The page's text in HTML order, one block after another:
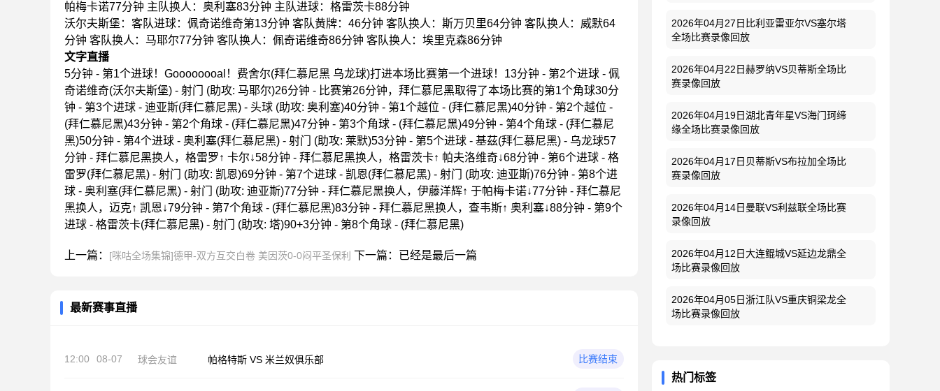
帕梅卡诺77分钟 主队换人：奥利塞83分钟 主队进球：格雷茨卡88分钟
沃尔夫斯堡：客队进球：佩奇诺维奇第13分钟 客队黄牌：46分钟 客队换人：斯万贝里64分钟 客队换人：威默64
分钟 客队换人：马耶尔77分钟 客队换人：佩奇诺维奇86分钟 客队换人：埃里克森86分钟
文字直播
5分钟 - 第1个进球！Goooooooal！费舍尔(拜仁慕尼黑 乌龙球)打进本场比赛第一个进球！13分钟 - 第2个进球 - 佩
奇诺维奇(沃尔夫斯堡) - 射门 (助攻: 马耶尔)26分钟 - 比赛第26分钟，拜仁慕尼黑取得了本场比赛的第1个角球30分
钟 - 第3个进球 - 迪亚斯(拜仁慕尼黑) - 头球 (助攻: 奥利塞)40分钟 - 第1个越位 - (拜仁慕尼黑)40分钟 - 第2个越位 -
(拜仁慕尼黑)43分钟 - 第2个角球 - (拜仁慕尼黑)47分钟 - 第3个角球 - (拜仁慕尼黑)49分钟 - 第4个角球 - (拜仁慕尼
黑)50分钟 - 第4个进球 - 奥利塞(拜仁慕尼黑) - 射门 (助攻: 莱默)53分钟 - 第5个进球 - 基茲(拜仁慕尼黑) - 乌龙球57
分钟 - 拜仁慕尼黑换人，格雷罗↑ 卡尔↓58分钟 - 拜仁慕尼黑换人，格雷茨卡↑ 帕夫洛维奇↓68分钟 - 第6个进球 - 格
雷罗(拜仁慕尼黑) - 射门 (助攻: 凯恩)69分钟 - 第7个进球 - 凯恩(拜仁慕尼黑) - 射门 (助攻: 迪亚斯)76分钟 - 第8个进
球 - 奥利塞(拜仁慕尼黑) - 射门 (助攻: 迪亚斯)77分钟 - 拜仁慕尼黑换人，伊藤洋辉↑ 于帕梅卡诺↓77分钟 - 拜仁慕尼
黑换人，迈克↑ 凯恩↓79分钟 - 第7个角球 - (拜仁慕尼黑)83分钟 - 拜仁慕尼黑换人，查韦斯↑ 奥利塞↓88分钟 - 第9个
进球 - 格雷茨卡(拜仁慕尼黑) - 射门 (助攻: 塔)90+3分钟 - 第8个角球 - (拜仁慕尼黑)
上一篇： [咪咕全场集锦]德甲-双方互交白卷 美因茨0-0闷平圣保利 下一篇：已经是最后一篇
最新赛事直播
12:00 08-07 球会友谊 帕格特斯 VS 米兰奴俱乐部 比赛结束
2026年04月27日比利亚雷亚尔VS塞尔塔
全场比赛录像回放
2026年04月22日赫罗纳VS贝蒂斯全场比
赛录像回放
2026年04月19日湖北青年星VS海门珂缔
缘全场比赛录像回放
2026年04月17日贝蒂斯VS布拉加全场比
赛录像回放
2026年04月14日曼联VS利兹联全场比赛
录像回放
2026年04月12日大连鲲城VS延边龙鼎全
场比赛录像回放
2026年04月05日浙江队VS重庆铜梁龙全
场比赛录像回放
热门标签